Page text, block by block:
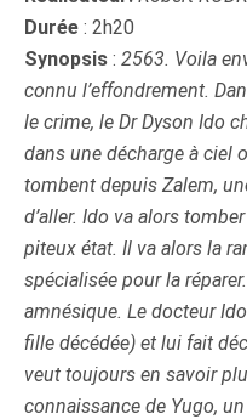
Durée : 2h20
Synopsis : 2563. Voila
connu l’effondrement.
le crime, le Dr Dyson Ido
dans une décharge à ciel
tombent depuis Zalem,
d’aller. Ido va alors
piteux état. Il va alors la
spécialisée pour la
amnésique. Le docteur
fille décédée) et lui fait
veut toujours en savoir
connaissance de Yugo,